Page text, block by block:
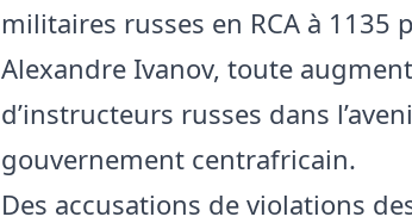
militaires russes en RCA à 1135
Alexandre Ivanov, toute
d’instructeurs russes dans
gouvernement centrafricain.
Des accusations de violations